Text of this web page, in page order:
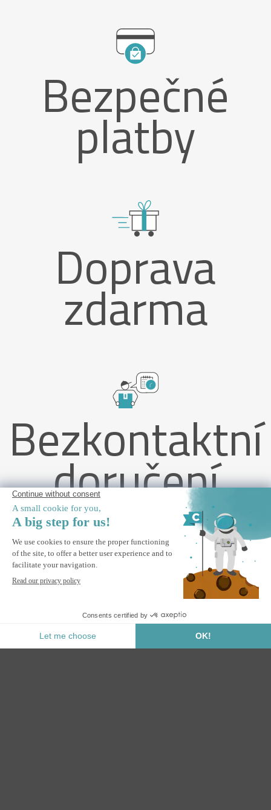
Bezpečné
platby
Doprava
zdarma
Bezkontaktní
doručení
Markýza VECCHIO 4x3m béžová monobloková s úchytem do
stropu
Informujte mě, až bude tento produkt opět skladem.
Bezpečná Platba